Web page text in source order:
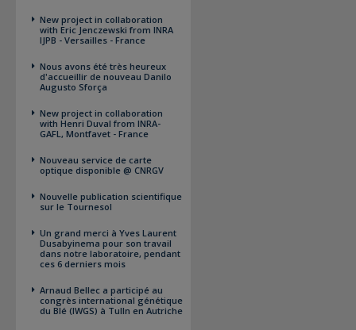
New project in collaboration
with Eric Jenczewski from INRA
IJPB - Versailles - France
Nous avons été très heureux
d'accueillir de nouveau Danilo
Augusto Sforça
New project in collaboration
with Henri Duval from INRA-
GAFL, Montfavet - France
Nouveau service de carte
optique disponible @ CNRGV
Nouvelle publication scientifique
sur le Tournesol
Un grand merci à Yves Laurent
Dusabyinema pour son travail
dans notre laboratoire, pendant
ces 6 derniers mois
Arnaud Bellec a participé au
congrès international génétique
du Blé (IWGS) à Tulln en Autriche